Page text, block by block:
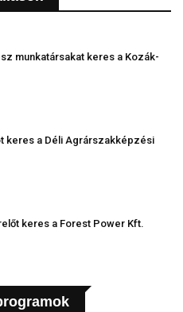
munkatársakat keres a Kozák-
keres a Déli Agrárszakképzési
keres a Forest Power Kft.